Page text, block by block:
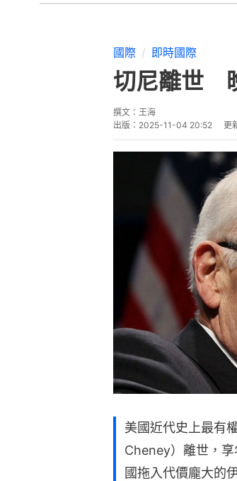
國際 即時國際
切尼離世
撰文： 王海
出版： 2025-11-04 20:52 更
美國近代史上最有
Cheney）離世，
國拖入代價龐大的